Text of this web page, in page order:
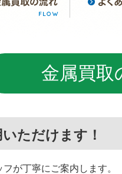
金属買取
ただけます！
が丁寧にご案内します。